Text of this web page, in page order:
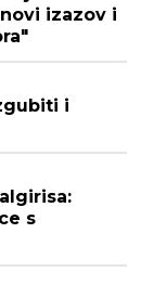
izazov i
i
s